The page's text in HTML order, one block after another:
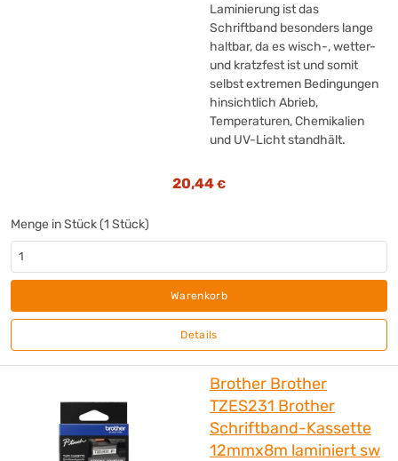
Laminierung ist das
Schriftband besonders lange
haltbar, da es wisch-, wetter-
und kratzfest ist und somit
selbst extremen Bedingungen
hinsichtlich Abrieb,
Temperaturen, Chemikalien
und UV-Licht standhält.
20,44 €
Menge in Stück (1 Stück)
Warenkorb
Details
Brother Brother
TZES231 Brother
Schriftband-Kassette
12mmx8m laminiert sw